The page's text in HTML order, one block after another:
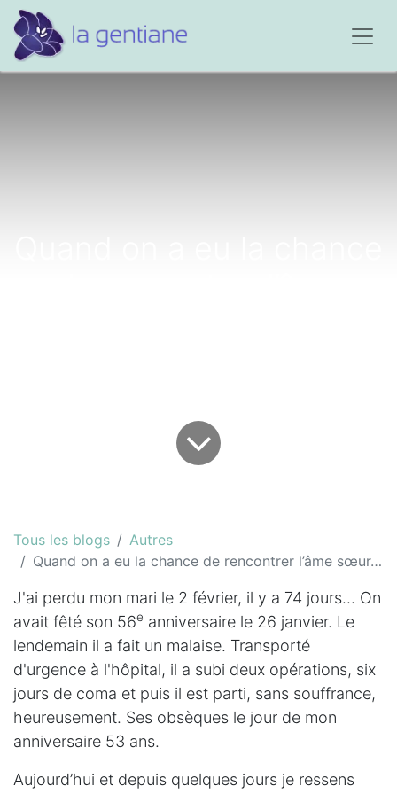
Tous les blogs
Autres
Quand on a eu la chance de rencontrer l’âme sœur…
J'ai perdu mon mari le 2 février, il y a 74 jours... On
avait fêté son 56e anniversaire le 26 janvier. Le
lendemain il a fait un malaise. Transporté
d'urgence à l'hôpital, il a subi deux opérations, six
jours de coma et puis il est parti, sans souffrance,
heureusement. Ses obsèques le jour de mon
anniversaire 53 ans.
Aujourd’hui et depuis quelques jours je ressens